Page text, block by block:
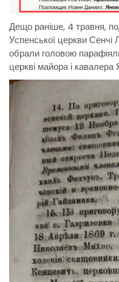
Дещо раніше, 4 травня,
Успенської церкви Сенчі
обрали головою
церкві майора і